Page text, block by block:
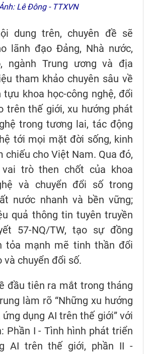
Lê Đông - TTXVN
dung trên, chuyên đề sẽ
lãnh đạo Đảng, Nhà nước,
ngành Trung ương và địa
tham khảo chuyên sâu về
tựu khoa học-công nghệ, đổi
trên thế giới, xu hướng phát
trong tương lai, tác động
tới mọi mặt đời sống, kinh
chiếu cho Việt Nam. Qua đó,
vai trò then chốt của khoa
và chuyển đổi số trong
nước nhanh và bền vững;
quả thông tin tuyên truyền
57-NQ/TW, tạo sự đồng
tỏa mạnh mẽ tinh thần đổi
và chuyển đổi số.
đầu tiên ra mắt trong tháng
làm rõ “Những xu hướng
dụng AI trên thế giới” với
Phần I - Tình hình phát triển
AI trên thế giới, phần II -